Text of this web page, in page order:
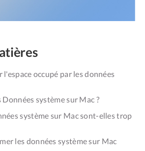
occupé par les données
système sur Mac ?
système sur Mac sont-elles trop
les données système sur Mac